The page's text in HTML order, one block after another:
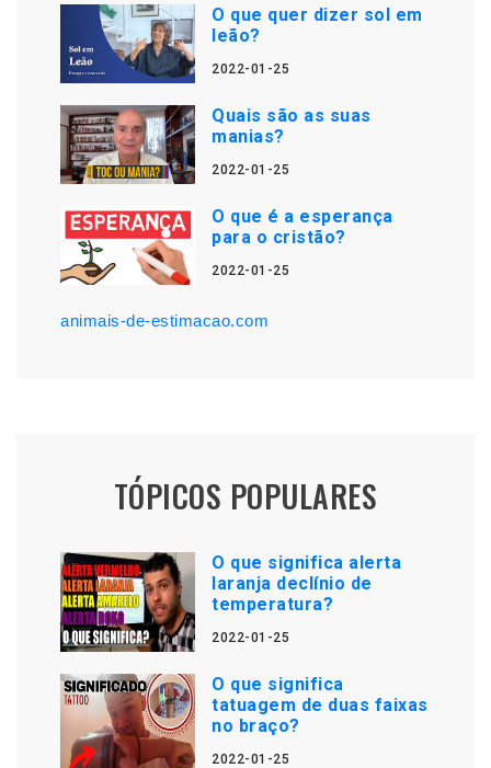
O que quer dizer sol em
leão?
2022-01-25
Quais são as suas
manias?
2022-01-25
O que é a esperança
para o cristão?
2022-01-25
animais-de-estimacao.com
TÓPICOS POPULARES
O que significa alerta
laranja declínio de
temperatura?
2022-01-25
O que significa
tatuagem de duas faixas
no braço?
2022-01-25